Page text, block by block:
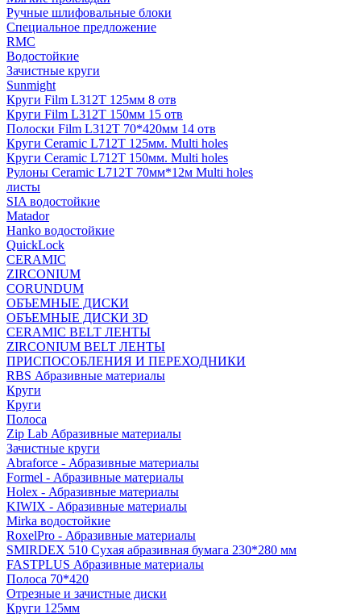
Ручные шлифовальные блоки
Специальное предложение
RMC
Водостойкие
Зачистные круги
Sunmight
Круги Film L312T 125мм 8 отв
Круги Film L312T 150мм 15 отв
Полоски Film L312T 70*420мм 14 отв
Круги Ceramic L712T 125мм. Multi holes
Круги Ceramic L712T 150мм. Multi holes
Рулоны Ceramic L712T 70мм*12м Multi holes
листы
SIA водостойкие
Matador
Hanko водостойкие
QuickLock
CERAMIC
ZIRCONIUM
СORUNDUM
ОБЪЕМНЫЕ ДИСКИ
ОБЪЕМНЫЕ ДИСКИ 3D
CERAMIC BELT ЛЕНТЫ
ZIRCONIUM BELT ЛЕНТЫ
ПРИСПОСОБЛЕНИЯ И ПЕРЕХОДНИКИ
RBS Абразивные материалы
Круги
Круги
Полоса
Zip Lab Абразивные материалы
Зачистные круги
Abraforce - Абразивные материалы
Formel - Абразивные материалы
Holex - Абразивные материалы
KIWIX - Абразивные материалы
Mirka водостойкие
RoxelPro - Абразивные материалы
SMIRDEX 510 Сухая абразивная бумага 230*280 мм
FASTPLUS Абразивные материалы
Полоса 70*420
Отрезные и зачистные диски
Круги 125мм